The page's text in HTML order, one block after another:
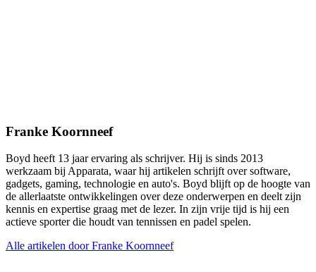
Franke Koornneef
Boyd heeft 13 jaar ervaring als schrijver. Hij is sinds 2013
werkzaam bij Apparata, waar hij artikelen schrijft over software,
gadgets, gaming, technologie en auto's. Boyd blijft op de hoogte van
de allerlaatste ontwikkelingen over deze onderwerpen en deelt zijn
kennis en expertise graag met de lezer. In zijn vrije tijd is hij een
actieve sporter die houdt van tennissen en padel spelen.
Alle artikelen door Franke Koornneef